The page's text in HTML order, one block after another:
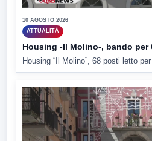
10 AGOSTO 2026
ATTUALITÀ
Housing -Il Molino-, bando per
Housing “Il Molino”, 68 posti letto